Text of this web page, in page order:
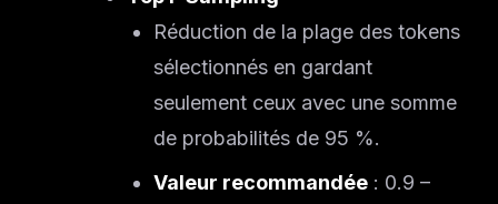
Réduction de la plage des tokens
sélectionnés en gardant
seulement ceux avec une somme
de probabilités de 95 %.
Valeur recommandée : 0.9 –